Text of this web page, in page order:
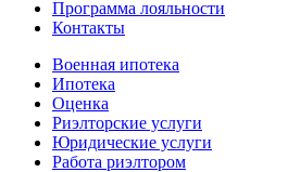
Программа лояльности
Контакты
Военная ипотека
Ипотека
Оценка
Риэлторские услуги
Юридические услуги
Работа риэлтором